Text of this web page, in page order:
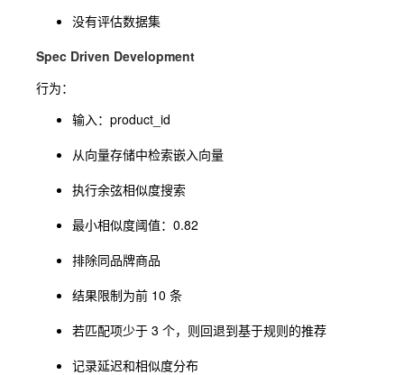
没有评估数据集
Spec Driven Development
行为：
输入：product_id
从向量存储中检索嵌入向量
执行余弦相似度搜索
最小相似度阈值：0.82
排除同品牌商品
结果限制为前 10 条
若匹配项少于 3 个，则回退到基于规则的推荐
记录延迟和相似度分布